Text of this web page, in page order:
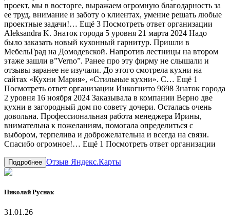
Подробнее Отзыв Яндекс.Карты
Николай Руснак
31.01.26